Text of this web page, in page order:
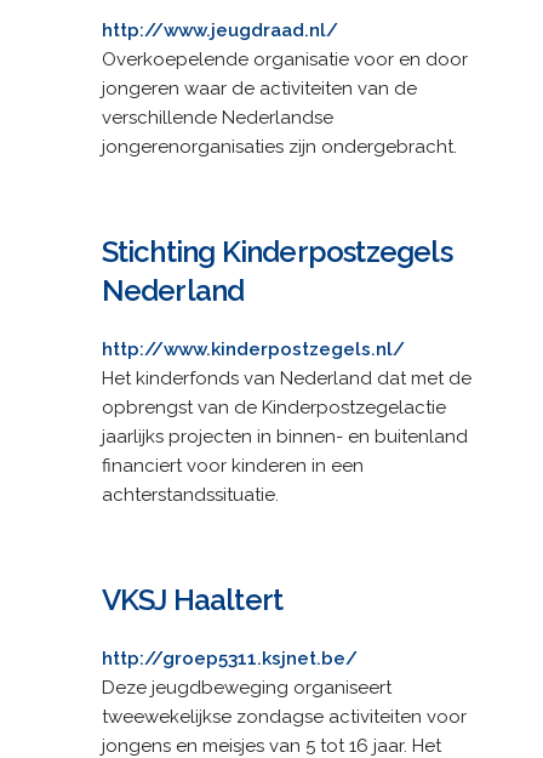
http://www.jeugdraad.nl/
Overkoepelende organisatie voor en door
jongeren waar de activiteiten van de
verschillende Nederlandse
jongerenorganisaties zijn ondergebracht.
Stichting Kinderpostzegels
Nederland
http://www.kinderpostzegels.nl/
Het kinderfonds van Nederland dat met de
opbrengst van de Kinderpostzegelactie
jaarlijks projecten in binnen- en buitenland
financiert voor kinderen in een
achterstandssituatie.
VKSJ Haaltert
http://groep5311.ksjnet.be/
Deze jeugdbeweging organiseert
tweewekelijkse zondagse activiteiten voor
jongens en meisjes van 5 tot 16 jaar. Het